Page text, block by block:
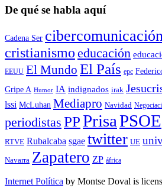
De qué se habla aquí
Cadena Ser
cristianismo educación
EEUU El Mundo El País epc
Gripe A Humor IA indignados irak
lssi McLuhan Mediapro Navidad
periodistas PPPrisaPSOE
RTVE Rubalcaba sgae twitter UE
Navarra Zapatero ZP áfrica
Internet Política by Montse Doval is